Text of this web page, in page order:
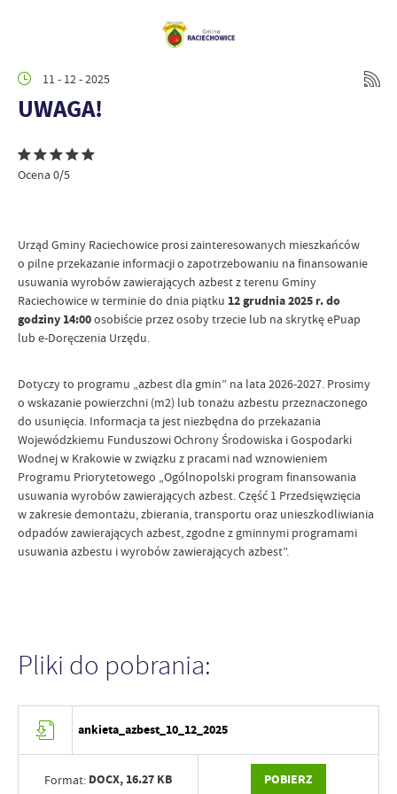
11 - 12 - 2025
UWAGA!
Ocena 0/5
Urząd Gminy Raciechowice prosi zainteresowanych mieszkańców
o pilne przekazanie informacji o zapotrzebowaniu na finansowanie
usuwania wyrobów zawierających azbest z terenu Gminy
Raciechowice w terminie do dnia piątku 12 grudnia 2025 r. do
godziny 14:00osobiście przez osoby trzecie lub na skrytkę ePuap
lub e-Doręczenia Urzędu.
Dotyczy to programu „azbest dla gmin” na lata 2026-2027. Prosimy
o wskazanie powierzchni (m2) lub tonażu azbestu przeznaczonego
do usunięcia. Informacja ta jest niezbędna do przekazania
Wojewódzkiemu Funduszowi Ochrony Środowiska i Gospodarki
Wodnej w Krakowie w związku z pracami nad wznowieniem
Programu Priorytetowego „Ogólnopolski program finansowania
usuwania wyrobów zawierających azbest. Część 1 Przedsięwzięcia
w zakresie demontażu, zbierania, transportu oraz unieszkodliwiania
odpadów zawierających azbest, zgodne z gminnymi programami
usuwania azbestu i wyrobów zawierających azbest”.
Pliki do pobrania:
ankieta_azbest_10_12_2025
Format: DOCX, 16.27 KB POBIERZ